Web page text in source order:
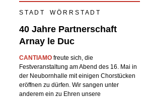
S T A D T W Ö R R S T A D T
40 Jahre Partnerschaft
Arnay le Duc
CANTIAMO freute sich, die
Festveranstaltung am Abend des 16. Mai in
der Neubornhalle mit einigen Chorstücken
eröffnen zu dürfen. Wir sangen unter
anderem ein zu Ehren unsere